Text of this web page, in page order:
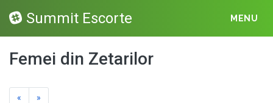
Summit Escorte MENU
Femei din Zetarilor
« »